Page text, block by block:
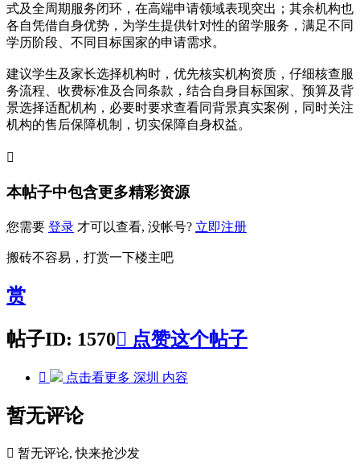
式及全周期服务闭环，在高端申请领域表现突出；其余机构也
各自凭借自身优势，为学生提供针对性的留学服务，满足不同
学历阶段、不同目标国家的申请需求。
建议学生及家长选择机构时，优先核实机构资质，仔细核查服
务流程、收费标准及合同条款，结合自身目标国家、预算及背
景选择适配机构，必要时要求查看同背景真实案例，同时关注
机构的售后保障机制，切实保障自身权益。

本帖子中包含更多精彩资源
您需要 登录 才可以查看, 没帐号? 立即注册
搬砖不容易，打赏一下楼主吧
赏
帖子ID: 1570 点赞这个帖子
 点击看更多 深圳 内容
暂无评论
 暂无评论, 快来抢沙发